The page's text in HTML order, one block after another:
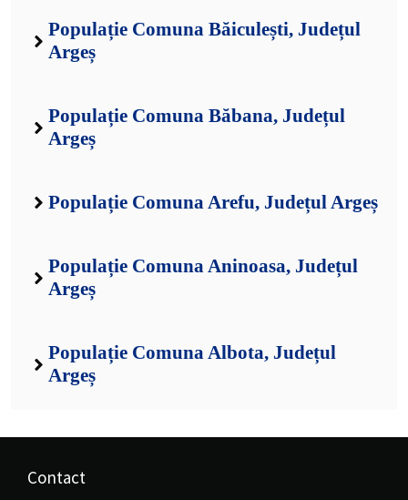
Populație Comuna Băiculești, Județul
Argeș
Populație Comuna Băbana, Județul
Argeș
Populație Comuna Arefu, Județul Argeș
Populație Comuna Aninoasa, Județul
Argeș
Populație Comuna Albota, Județul
Argeș
Contact